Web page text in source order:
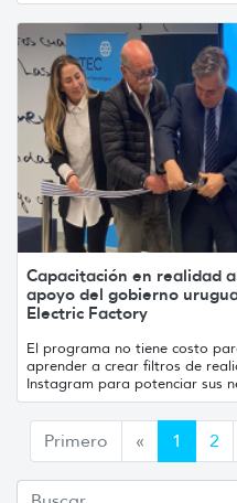
Capacitación en realidad
apoyo del gobierno
Electric Factory
El programa no tiene costo
aprender a crear filtros de
Instagram para potenciar sus
Primero « Anterior
1 2